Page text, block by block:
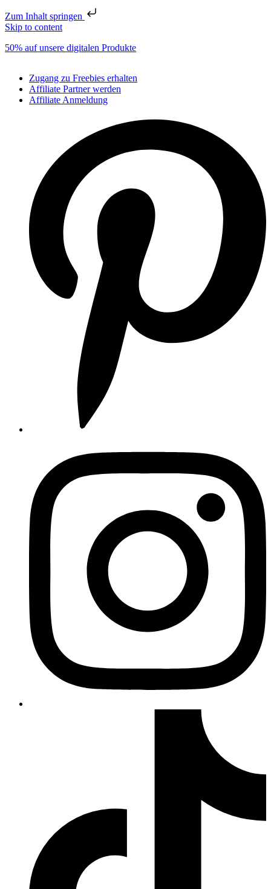
Zum Inhalt springen
Skip to content
50% auf unsere digitalen Produkte
Zugang zu Freebies erhalten
Affiliate Partner werden
Affiliate Anmeldung